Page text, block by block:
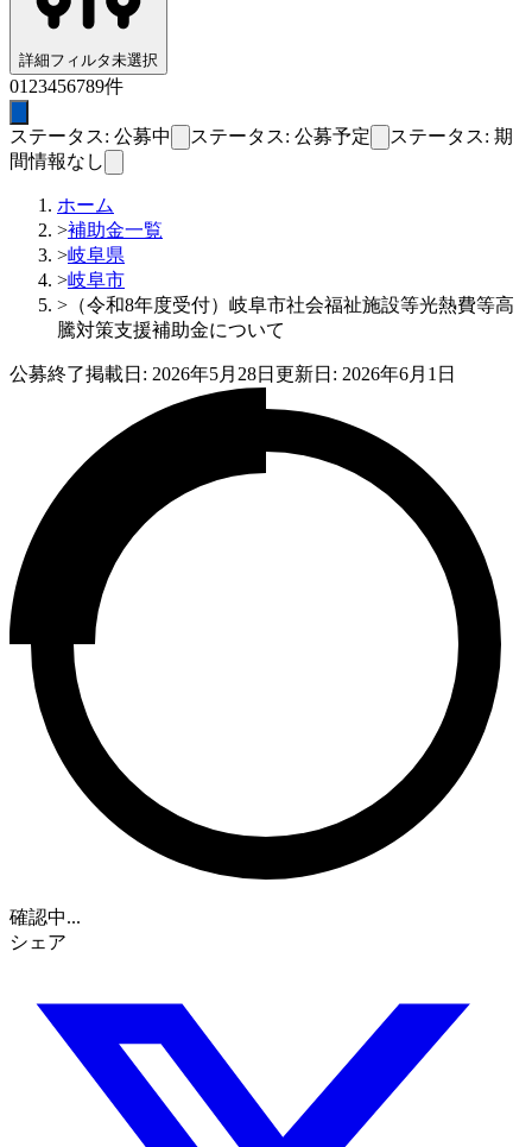
詳細フィルタ未選択
01 23456789件
ステータス: 公募中 ステータス: 公募予定
ステータス: 期
間情報なし
ホーム
>補助金一覧
>岐阜県
>岐阜市
> （令和8年度受付）岐阜市社会福祉施設等光熱費等高
騰対策支援補助金について
公募終了掲載日: 2026年5月28日 更新日: 2026年6月1日
確認中...
シェア